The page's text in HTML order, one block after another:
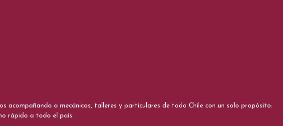
acompañando a mecánicos, talleres y particulares de todo Chile con un solo propósito:
rápido a todo el país.